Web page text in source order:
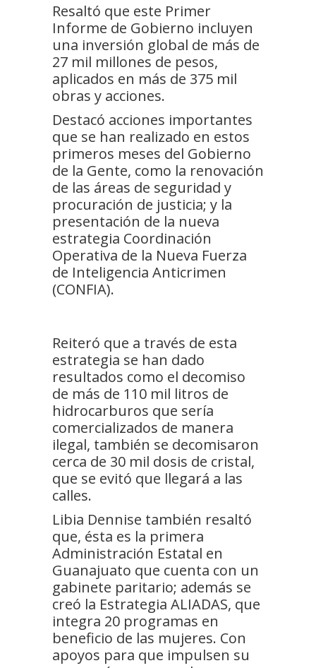
Resaltó que este Primer
Informe de Gobierno incluyen
una inversión global de más de
27 mil millones de pesos,
aplicados en más de 375 mil
obras y acciones.
Destacó acciones importantes
que se han realizado en estos
primeros meses del Gobierno
de la Gente, como la renovación
de las áreas de seguridad y
procuración de justicia; y la
presentación de la nueva
estrategia Coordinación
Operativa de la Nueva Fuerza
de Inteligencia Anticrimen
(CONFIA).
Reiteró que a través de esta
estrategia se han dado
resultados como el decomiso
de más de 110 mil litros de
hidrocarburos que sería
comercializados de manera
ilegal, también se decomisaron
cerca de 30 mil dosis de cristal,
que se evitó que llegará a las
calles.
Libia Dennise también resaltó
que, ésta es la primera
Administración Estatal en
Guanajuato que cuenta con un
gabinete paritario; además se
creó la Estrategia ALIADAS, que
integra 20 programas en
beneficio de las mujeres. Con
apoyos para que impulsen su